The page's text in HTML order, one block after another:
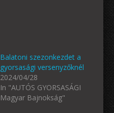
Balatoni szezonkezdet a
gyorsasági versenyzőknél
2024/04/28
In "AUTÓS GYORSASÁGI
Magyar Bajnokság"